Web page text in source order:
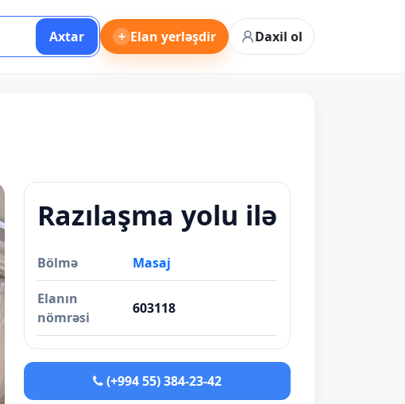
Axtar + Elan yerləşdir Daxil ol
Razılaşma yolu ilə
Bölmə Masaj
Elanın
nömrəsi
603118
(+994 55) 384-23-42